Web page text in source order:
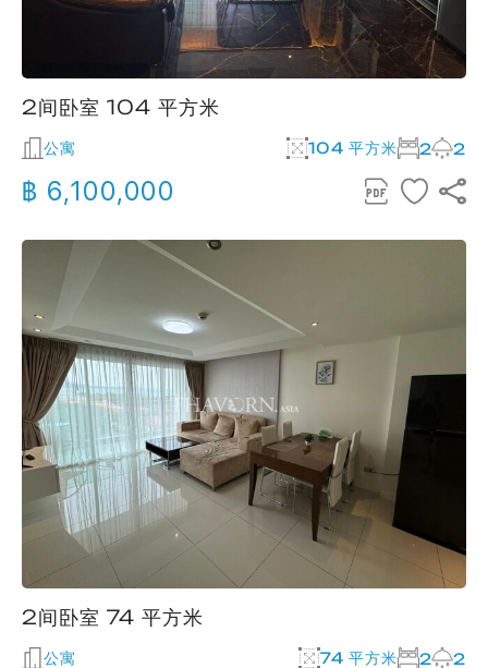
2间卧室 104 平方米
公寓 104 平方米 2 2
฿ 6,100,000
2间卧室 74 平方米
公寓 74 平方米 2 2